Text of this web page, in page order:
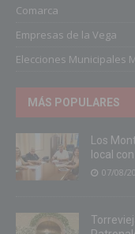
Comarca
Empresas de la Vega
Elecciones Municipales
MÁS POPULARES
Los
local
07/08/